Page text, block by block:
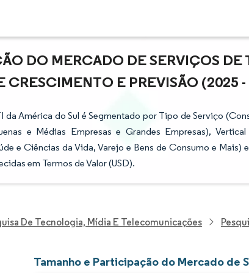
DO MERCADO DE SERVIÇOS DE
CRESCIMENTO E PREVISÃO (2025
América do Sul é Segmentado por Tipo de Serviço
e Médias Empresas e Grandes Empresas),
e Ciências da Vida, Varejo e Bens de Consumo e Mais)
em Termos de Valor (USD).
De Tecnologia, Mídia E Telecomunicações
Tamanho e Participação do Mercado de